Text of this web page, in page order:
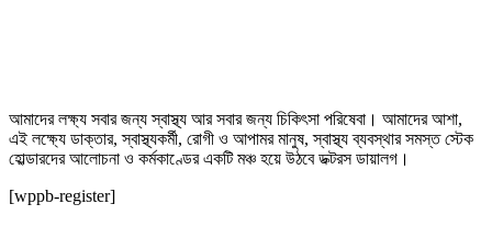
আমাদের লক্ষ্য সবার জন্য স্বাস্থ্য আর সবার জন্য চিকিৎসা পরিষেবা। আমাদের আশা,
এই লক্ষ্যে ডাক্তার, স্বাস্থ্যকর্মী, রোগী ও আপামর মানুষ, স্বাস্থ্য ব্যবস্থার সমস্ত স্টেক
হোল্ডারদের আলোচনা ও কর্মকাণ্ডের একটি মঞ্চ হয়ে উঠবে ডক্টরস ডায়ালগ।
[wppb-register]